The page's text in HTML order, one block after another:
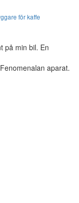
för kaffe
på min bil. En
aparat.